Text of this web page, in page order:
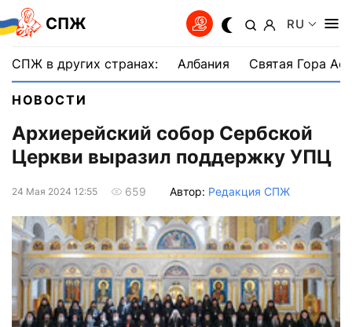
СПЖ RU
СПЖ в других странах: Албания Святая Гора
НОВОСТИ
Архиерейский собор Сербской
Церкви выразил поддержку УПЦ
24 Мая 2024 12:55 659 Автор: Редакция СПЖ